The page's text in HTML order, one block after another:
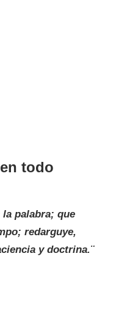
todo
la palabra; que
redarguye,
y doctrina.¨